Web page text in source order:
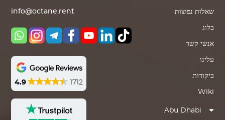
info@octane.rent
4.9 1712
שאלות נפוצות
בלוג
אנשי קשר
עלינו
ביקורות
Wiki
Abu Dhabi